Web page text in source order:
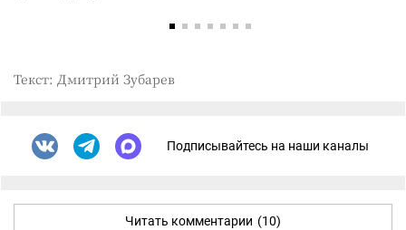
Текст: Дмитрий Зубарев
Подписывайтесь на наши каналы
Читать комментарии (10)